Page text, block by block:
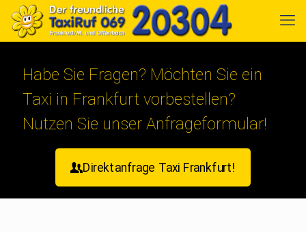
Habe Sie Fragen? Möchten Sie ein
Taxi in Frankfurt vorbestellen?
Nutzen Sie unser Anfrageformular!
Direktanfrage Taxi Frankfurt!